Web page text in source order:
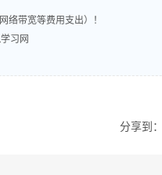
络带宽等费用支出）！
习网
分享到：